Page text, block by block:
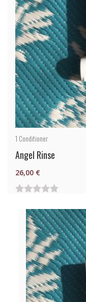
1 Conditioner
Angel Rinse
26,00 €
von